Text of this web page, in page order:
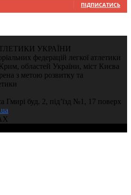
ПІДПИСАТИСЬ
УКРАЇНИ
федерацій легкої атлетики
областей України, міст Києва
з метою розвитку та
Гмирі буд. 2, під’їзд №1, 17 поверх